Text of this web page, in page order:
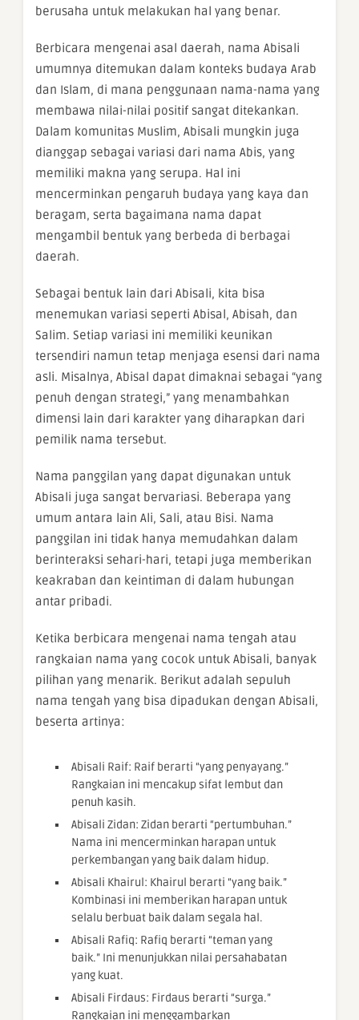
berusaha untuk melakukan hal yang benar.
Berbicara mengenai asal daerah, nama Abisali
umumnya ditemukan dalam konteks budaya Arab
dan Islam, di mana penggunaan nama-nama yang
membawa nilai-nilai positif sangat ditekankan.
Dalam komunitas Muslim, Abisali mungkin juga
dianggap sebagai variasi dari nama Abis, yang
memiliki makna yang serupa. Hal ini
mencerminkan pengaruh budaya yang kaya dan
beragam, serta bagaimana nama dapat
mengambil bentuk yang berbeda di berbagai
daerah.
Sebagai bentuk lain dari Abisali, kita bisa
menemukan variasi seperti Abisal, Abisah, dan
Salim. Setiap variasi ini memiliki keunikan
tersendiri namun tetap menjaga esensi dari nama
asli. Misalnya, Abisal dapat dimaknai sebagai “yang
penuh dengan strategi,” yang menambahkan
dimensi lain dari karakter yang diharapkan dari
pemilik nama tersebut.
Nama panggilan yang dapat digunakan untuk
Abisali juga sangat bervariasi. Beberapa yang
umum antara lain Ali, Sali, atau Bisi. Nama
panggilan ini tidak hanya memudahkan dalam
berinteraksi sehari-hari, tetapi juga memberikan
keakraban dan keintiman di dalam hubungan
antar pribadi.
Ketika berbicara mengenai nama tengah atau
rangkaian nama yang cocok untuk Abisali, banyak
pilihan yang menarik. Berikut adalah sepuluh
nama tengah yang bisa dipadukan dengan Abisali,
beserta artinya:
Abisali Raif: Raif berarti “yang penyayang.”
Rangkaian ini mencakup sifat lembut dan
penuh kasih.
Abisali Zidan: Zidan berarti “pertumbuhan.”
Nama ini mencerminkan harapan untuk
perkembangan yang baik dalam hidup.
Abisali Khairul: Khairul berarti “yang baik.”
Kombinasi ini memberikan harapan untuk
selalu berbuat baik dalam segala hal.
Abisali Rafiq: Rafiq berarti “teman yang
baik.” Ini menunjukkan nilai persahabatan
yang kuat.
Abisali Firdaus: Firdaus berarti “surga.”
Rangkaian ini menggambarkan